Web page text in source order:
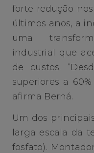
forte redução
últimos anos, a
uma
industrial que
de custos.
superiores a
afirma Berná.
Um dos
larga escala da
fosfato).